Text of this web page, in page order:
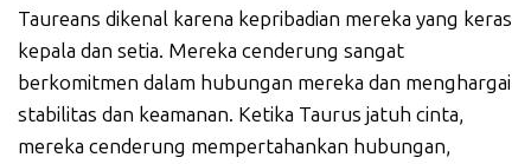
Taureans dikenal karena kepribadian mereka yang keras
kepala dan setia. Mereka cenderung sangat
berkomitmen dalam hubungan mereka dan menghargai
stabilitas dan keamanan. Ketika Taurus jatuh cinta,
mereka cenderung mempertahankan hubungan,